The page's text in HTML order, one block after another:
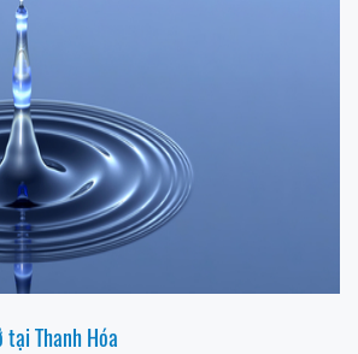
tại Thanh Hóa